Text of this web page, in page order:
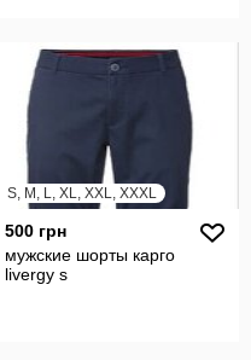
S, M, L, XL, XXL, XXXL
500 грн
мужские шорты карго
livergy s